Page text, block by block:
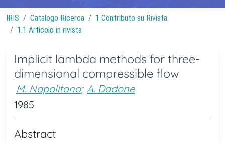
IRIS Catalogo Ricerca
1 Contributo su Rivista
1.1 Articolo in rivista
Implicit lambda methods for three-
dimensional compressible flow
M. Napolitano; A. Dadone
1985
Abstract